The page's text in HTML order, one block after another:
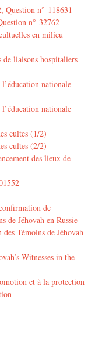
Question n° 118631
n° 32762
en milieu
de liaisons hospitaliers
nationale
nationale
cultes (1/2)
cultes (2/2)
des lieux de
de
de Jéhovah en Russie
Témoins de Jéhovah
Witnesses in the
et à la protection